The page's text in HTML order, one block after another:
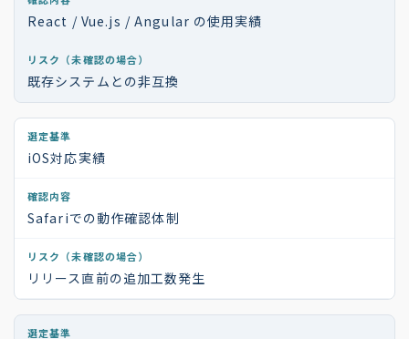
React / Vue.js / Angular の使用実績
既存システムとの非互換
iOS対応実績
Safariでの動作確認体制
リリース直前の追加工数発生